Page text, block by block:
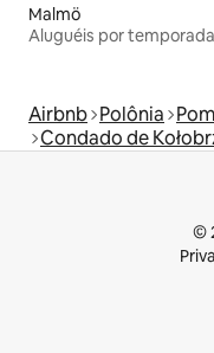
Malmö
Aluguéis por temporada
Airbnb Polônia
Condado de
©